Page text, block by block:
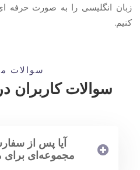
زبان انگلیسی را به صورت حرفه
کنیم.
سوالات
سوالات کاربران
آیا پس از
مجموعه‌ای